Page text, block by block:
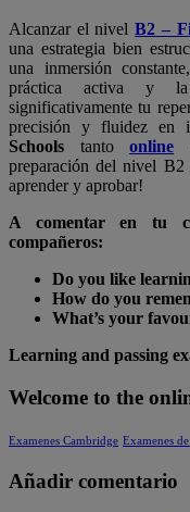
Alcanzar el nivelB2 –
una estrategia bien
una inmersión
práctica activa y la
significativamente tu
precisión y fluidez en
Schools tantoonline
preparación del nivel B2
aprender y aprobar!
A comentar en tu
compañeros:
Do you like
How do you
What’s your
Learning and passing
Welcome to the
Examenes Cambridge Examenes
Añadir comentario